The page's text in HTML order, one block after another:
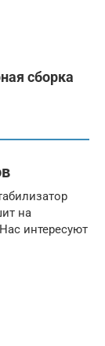
сборка
на
интересуют